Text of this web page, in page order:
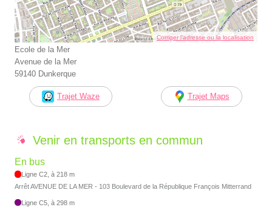
Corriger l’adresse ou la localisation
Ecole de la Mer
Avenue de la Mer
59140 Dunkerque
Trajet Waze Trajet Maps
Venir en transports en commun
En bus
Ligne C2, à 218 m
Arrêt AVENUE DE LA MER - 103 Boulevard de la République François Mitterrand
Ligne C5, à 298 m